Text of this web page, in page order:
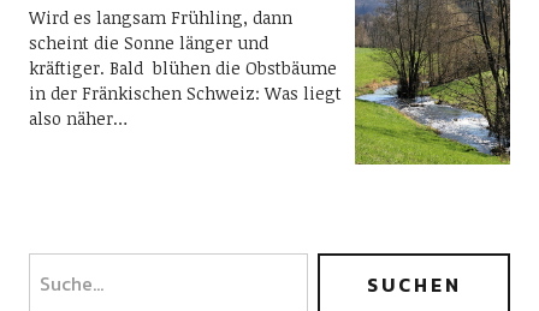
Wird es langsam Frühling, dann
scheint die Sonne länger und
kräftiger. Bald blühen die Obstbäume
in der Fränkischen Schweiz: Was liegt
also näher…